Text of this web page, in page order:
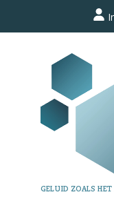
GELUID ZOALS